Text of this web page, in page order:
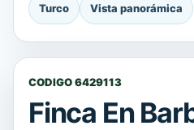
Turco Vista panorámica
CODIGO 6429113
Finca En